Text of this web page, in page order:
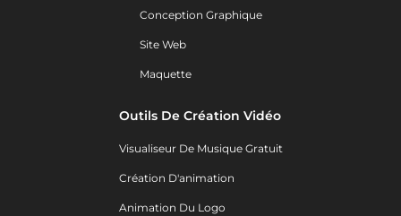
Conception Graphique
Site Web
Maquette
Outils De Création Vidéo
Visualiseur De Musique Gratuit
Création D'animation
Animation Du Logo